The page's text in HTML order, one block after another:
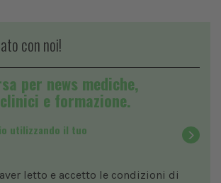
con noi!
per news mediche,
e formazione.
utilizzando il tuo
letto e accetto le condizioni di